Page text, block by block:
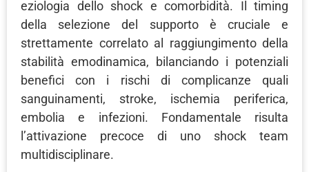
eziologia dello shock e comorbidità. Il timing
della selezione del supporto è cruciale e
strettamente correlato al raggiungimento della
stabilità emodinamica, bilanciando i potenziali
benefici con i rischi di complicanze quali
sanguinamenti, stroke, ischemia periferica,
embolia e infezioni. Fondamentale risulta
l’attivazione precoce di uno shock team
multidisciplinare.